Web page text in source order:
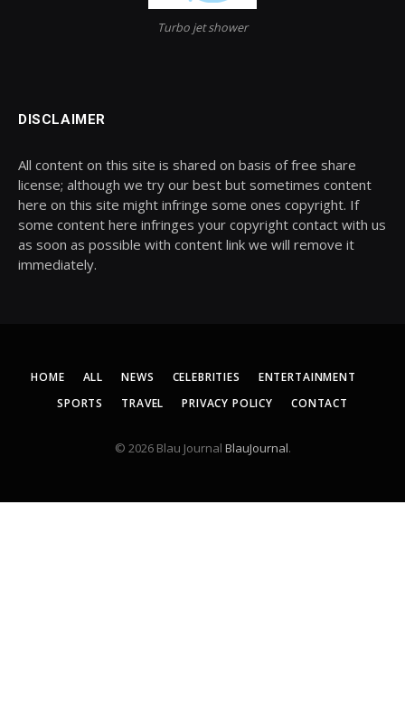
Turbo jet shower
DISCLAIMER
All content on this site is shared on basis of free share
license; although we try our best but sometimes content
here on this site might infringe some ones copyright. If
some content here infringes your copyright contact with us
as soon as possible with content link we will remove it
immediately.
HOME ALL NEWS CELEBRITIES
ENTERTAINMENT
SPORTS
TRAVEL PRIVACY POLICY CONTACT
© 2026 Blau Journal BlauJournal.